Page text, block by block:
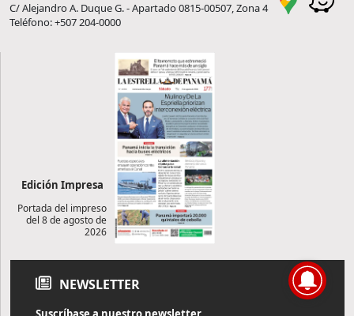
C/ Alejandro A. Duque G. - Apartado 0815-00507, Zona 4
Teléfono: +507 204-0000
Edición Impresa
Portada del impreso
del 8 de agosto de
2026
NEWSLETTER